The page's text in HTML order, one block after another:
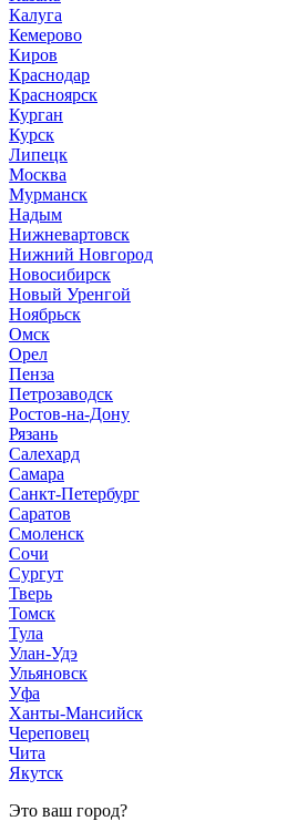
Калуга
Кемерово
Киров
Краснодар
Красноярск
Курган
Курск
Липецк
Москва
Мурманск
Надым
Нижневартовск
Нижний Новгород
Новосибирск
Новый Уренгой
Ноябрьск
Омск
Орел
Пенза
Петрозаводск
Ростов-на-Дону
Рязань
Салехард
Самара
Санкт-Петербург
Саратов
Смоленск
Сочи
Сургут
Тверь
Томск
Тула
Улан-Удэ
Ульяновск
Уфа
Ханты-Мансийск
Череповец
Чита
Якутск
Это ваш город?